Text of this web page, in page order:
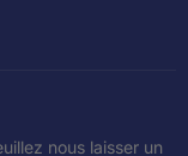
nous laisser un